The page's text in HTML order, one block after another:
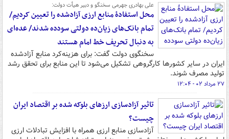
علی بهادری جهرمی سخنگو و دبیر هیأت دولت:
محل استفادۀ منابع ارزی آزادشده را تعیین کردیم/
تمام بانک‌های زیان‌ده دولتی سودده شدند/ عده‌ای
به دنبال تحریف خط امام هستند
سخنگوی دولت گفت: برای هزینه‌کرد منابع آزادشده
ایران در سایر کشورها کارگروهی تشکیل می‌شود تا این منابع برای تحقق رشد
تولید مصرف شوند.
۲۷ مرداد ۰۲ - ۱۲:۰۴
تاثیر آزادسازی ارزهای بلوکه شده بر اقتصاد ایران
چیست؟
آزادسازی منابع ارزی همراه با افزایش تبادلات ارزی